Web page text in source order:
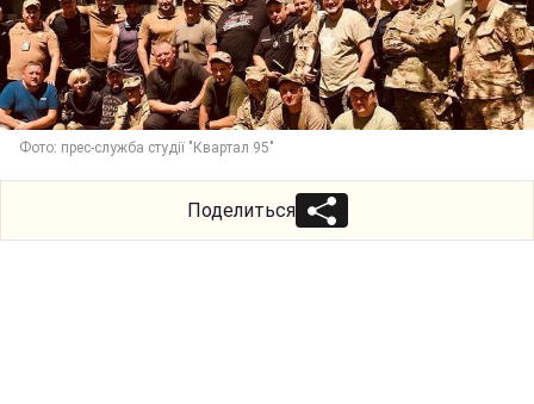
Фото: прес-служба студії "Квартал 95"
Поделиться